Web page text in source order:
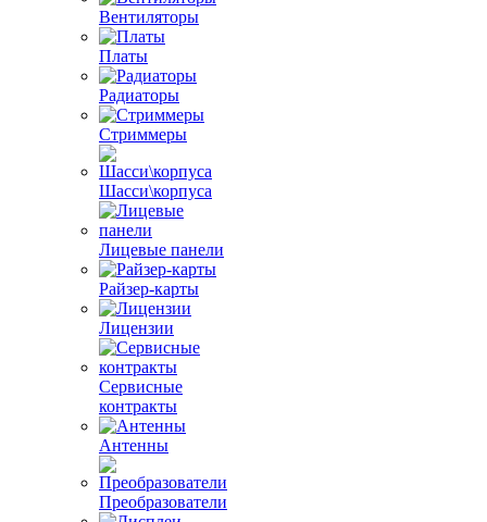
Вентиляторы
Платы
Радиаторы
Стриммеры
Шасси\корпуса
Лицевые панели
Райзер-карты
Лицензии
Сервисные
контракты
Антенны
Преобразователи